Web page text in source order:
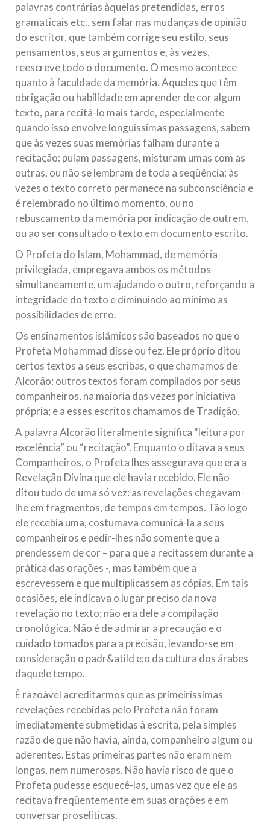
palavras contrárias àquelas pretendidas, erros
gramaticais etc., sem falar nas mudanças de opinião
do escritor, que também corrige seu estilo, seus
pensamentos, seus argumentos e, às vezes,
reescreve todo o documento. O mesmo acontece
quanto à faculdade da memória. Aqueles que têm
obrigação ou habilidade em aprender de cor algum
texto, para recitá-lo mais tarde, especialmente
quando isso envolve longuíssimas passagens, sabem
que às vezes suas memórias falham durante a
recitação: pulam passagens, misturam umas com as
outras, ou não se lembram de toda a seqüência; às
vezes o texto correto permanece na subconsciência e
é relembrado no último momento, ou no
rebuscamento da memória por indicação de outrem,
ou ao ser consultado o texto em documento escrito.
O Profeta do Islam, Mohammad, de memória
privilegiada, empregava ambos os métodos
simultaneamente, um ajudando o outro, reforçando a
integridade do texto e diminuindo ao mínimo as
possibilidades de erro.
Os ensinamentos islâmicos são baseados no que o
Profeta Mohammad disse ou fez. Ele próprio ditou
certos textos a seus escribas, o que chamamos de
Alcorão; outros textos foram compilados por seus
companheiros, na maioria das vezes por iniciativa
própria; e a esses escritos chamamos de Tradição.
A palavra Alcorão literalmente significa “leitura por
excelência” ou “recitação”. Enquanto o ditava a seus
Companheiros, o Profeta lhes assegurava que era a
Revelação Divina que ele havia recebido. Ele não
ditou tudo de uma só vez: as revelações chegavam-
lhe em fragmentos, de tempos em tempos. Tão logo
ele recebia uma, costumava comunicá-la a seus
companheiros e pedir-lhes não somente que a
prendessem de cor – para que a recitassem durante a
prática das orações -, mas também que a
escrevessem e que multiplicassem as cópias. Em tais
ocasiões, ele indicava o lugar preciso da nova
revelação no texto; não era dele a compilação
cronológica. Não é de admirar a precaução e o
cuidado tomados para a precisão, levando-se em
consideração o padr&atild e;o da cultura dos árabes
daquele tempo.
É razoável acreditarmos que as primeiríssimas
revelações recebidas pelo Profeta não foram
imediatamente submetidas à escrita, pela simples
razão de que não havia, ainda, companheiro algum ou
aderentes. Estas primeiras partes não eram nem
longas, nem numerosas. Não havia risco de que o
Profeta pudesse esquecê-las, umas vez que ele as
recitava freqüentemente em suas orações e em
conversar proselíticas.